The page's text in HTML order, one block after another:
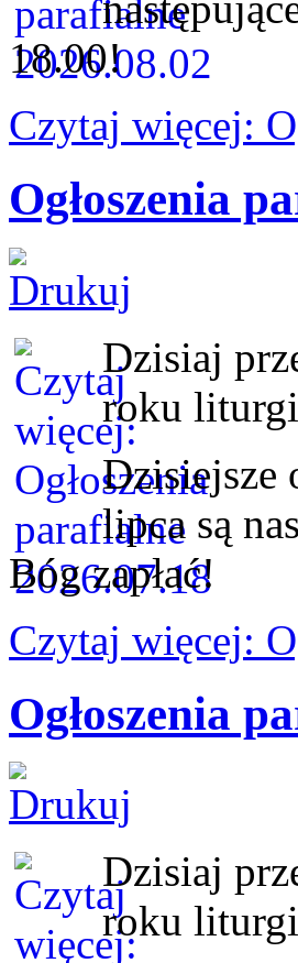
18.00!
Czytaj więcej:
Ogłoszenia
Dzisiaj
roku
Dzisiejsze
lipca są
Bóg zapłać!
Czytaj więcej:
Ogłoszenia
Dzisiaj
roku